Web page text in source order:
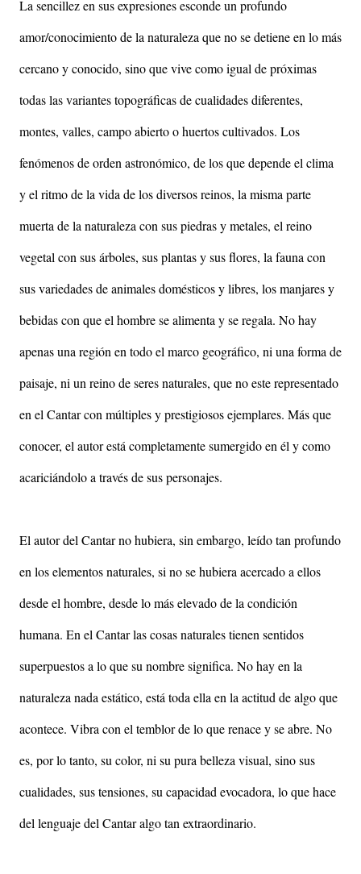
La sencillez en sus expresiones esconde un profundo
amor/conocimiento de la naturaleza que no se detiene en lo más
cercano y conocido, sino que vive como igual de próximas
todas las variantes topográficas de cualidades diferentes,
montes, valles, campo abierto o huertos cultivados. Los
fenómenos de orden astronómico, de los que depende el clima
y el ritmo de la vida de los diversos reinos, la misma parte
muerta de la naturaleza con sus piedras y metales, el reino
vegetal con sus árboles, sus plantas y sus flores, la fauna con
sus variedades de animales domésticos y libres, los manjares y
bebidas con que el hombre se alimenta y se regala. No hay
apenas una región en todo el marco geográfico, ni una forma de
paisaje, ni un reino de seres naturales, que no este representado
en el Cantar con múltiples y prestigiosos ejemplares. Más que
conocer, el autor está completamente sumergido en él y como
acariciándolo a través de sus personajes.
El autor del Cantar no hubiera, sin embargo, leído tan profundo
en los elementos naturales, si no se hubiera acercado a ellos
desde el hombre, desde lo más elevado de la condición
humana. En el Cantar las cosas naturales tienen sentidos
superpuestos a lo que su nombre significa. No hay en la
naturaleza nada estático, está toda ella en la actitud de algo que
acontece. Vibra con el temblor de lo que renace y se abre. No
es, por lo tanto, su color, ni su pura belleza visual, sino sus
cualidades, sus tensiones, su capacidad evocadora, lo que hace
del lenguaje del Cantar algo tan extraordinario.